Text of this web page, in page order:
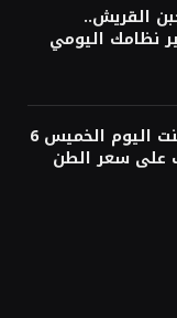
القريش..
نظامك اليومي
استقرار أسعار الأسمنت اليوم الخميس 6
تعرف على سعر الطن